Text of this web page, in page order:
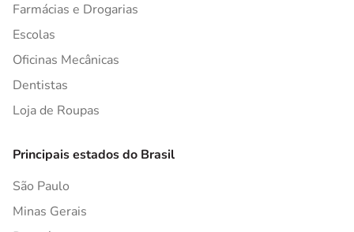
Farmácias e Drogarias
Escolas
Oficinas Mecânicas
Dentistas
Loja de Roupas
Principais estados do Brasil
São Paulo
Minas Gerais